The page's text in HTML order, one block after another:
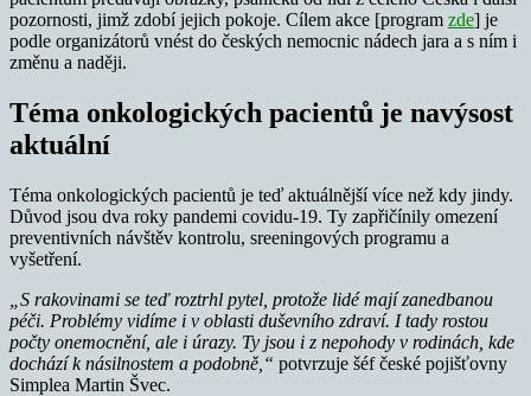
pozornosti, jimž zdobí jejich pokoje. Cílem akce [program zde] je
podle organizátorů vnést do českých nemocnic nádech jara a s ním i
změnu a naději.
Téma onkologických pacientů je navýsost
aktuální
Téma onkologických pacientů je teď aktuálnější více než kdy jindy.
Důvod jsou dva roky pandemi covidu-19. Ty zapřičínily omezení
preventivních návštěv kontrolu, sreeningových programu a
vyšetření.
„S rakovinami se teď roztrhl pytel, protože lidé mají zanedbanou
péči. Problémy vidíme i v oblasti duševního zdraví. I tady rostou
počty onemocnění, ale i úrazy. Ty jsou i z nepohody v rodinách, kde
dochází k násilnostem a podobně,“ potvrzuje šéf české pojišťovny
Simplea Martin Švec.